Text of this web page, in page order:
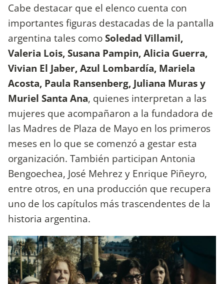
Cabe destacar que el elenco cuenta con
importantes figuras destacadas de la pantalla
argentina tales comoSoledad Villamil,
Valeria Lois, Susana Pampin, Alicia Guerra,
Vivian El Jaber, Azul Lombardía, Mariela
Acosta, Paula Ransenberg, Juliana Muras y
Muriel Santa Ana, quienes interpretan a las
mujeres que acompañaron a la fundadora de
las Madres de Plaza de Mayo en los primeros
meses en lo que se comenzó a gestar esta
organización. También participan Antonia
Bengoechea, José Mehrez y Enrique Piñeyro,
entre otros, en una producción que recupera
uno de los capítulos más trascendentes de la
historia argentina.